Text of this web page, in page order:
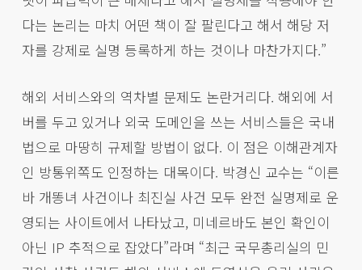
다는 논리는 마치 어떤 책이 잘 팔린다고 해서 해당 저
자를 강제로 실명 등록하게 하는 것이나 마찬가지다.”
해외 서비스와의 역차별 문제도 논란거리다. 해외에 서
버를 두고 있거나 외국 도메인을 쓰는 서비스들은 국내
법으로 마땅히 규제할 방법이 없다. 이 점은 이해관계자
인 방통위쪽도 인정하는 대목이다. 박경신 교수는 “이른
바 개똥녀 사건이나 최진실 사건 모두 완전 실명제로 운
영되는 사이트에서 나타났고, 미네르바도 본인 확인이
아닌 IP 추적으로 잡았다”라며 “최근 국무총리실의 민